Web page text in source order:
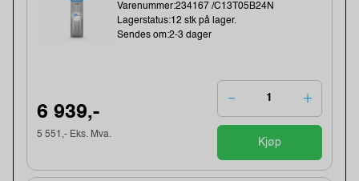
Varenummer:234167 /C13T05B24N
Lagerstatus:12 stk på lager.
Sendes om:2-3 dager
6 939,-
5 551,- Eks. Mva.
Kjøp